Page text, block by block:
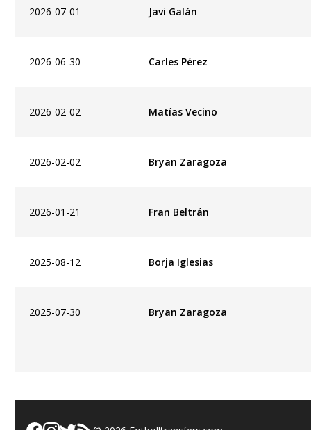
2026-07-01 Javi Galán
2026-06-30 Carles Pérez
2026-02-02 Matías Vecino
2026-02-02 Bryan Zaragoza
2026-01-21 Fran Beltrán
2025-08-12 Borja Iglesias
2025-07-30 Bryan Zaragoza